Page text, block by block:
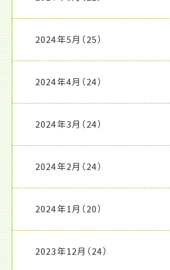
2024年5月 （25）
2024年4月 （24）
2024年3月 （24）
2024年2月 （24）
2024年1月 （20）
2023年12月 （24）